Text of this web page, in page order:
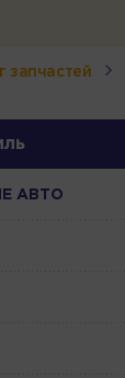
запчастей
АВТО